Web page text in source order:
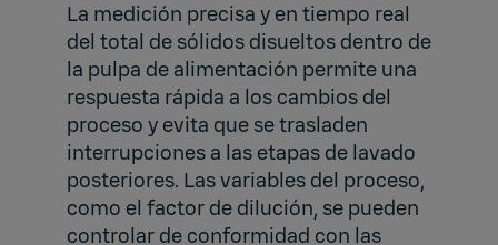
La medición precisa y en tiempo real
del total de sólidos disueltos dentro de
la pulpa de alimentación permite una
respuesta rápida a los cambios del
proceso y evita que se trasladen
interrupciones a las etapas de lavado
posteriores. Las variables del proceso,
como el factor de dilución, se pueden
controlar de conformidad con las